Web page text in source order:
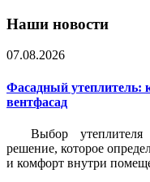
Наши новости
07.08.2026
Фасадный утеплитель:
вентфасад
Выбор
решение, которое
и комфорт внутри